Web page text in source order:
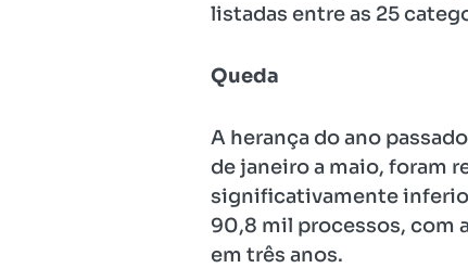
listadas entre as 25
Queda
A herança do ano
de janeiro a maio, foram
significativamente
90,8 mil processos, com
em três anos.